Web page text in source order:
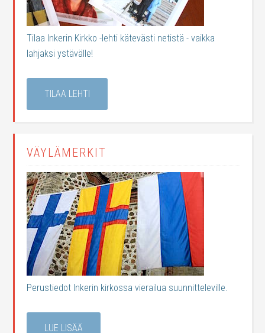
Tilaa Inkerin Kirkko -lehti kätevästi netistä - vaikka
lahjaksi ystävälle!
TILAA LEHTI
VÄYLÄMERKIT
Perustiedot Inkerin kirkossa vierailua suunnitteleville.
LUE LISÄÄ